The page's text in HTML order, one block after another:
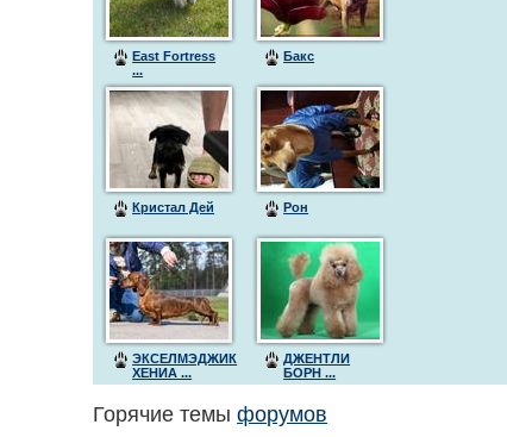
East Fortress
...
Бакс
Кристал Дей Рон
ЭКСЕЛМЭДЖИК
ХЕНИА ...
ДЖЕНТЛИ
БОРН ...
Горячие темыфорумов